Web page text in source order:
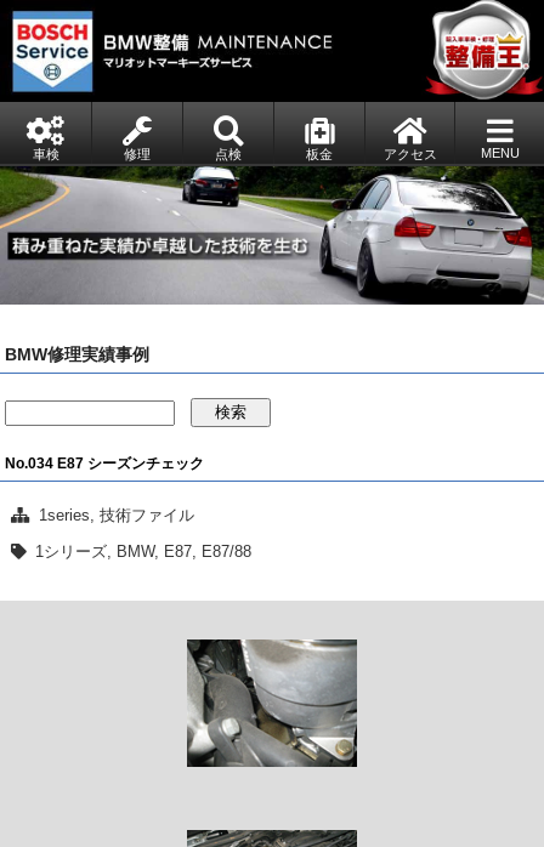
車検 修理 点検 板金 アクセス MENU
BMW修理実績事例
検索
No.034 E87 シーズンチェック
1series,技術ファイル
1シリーズ
BMW, E87 E87/88